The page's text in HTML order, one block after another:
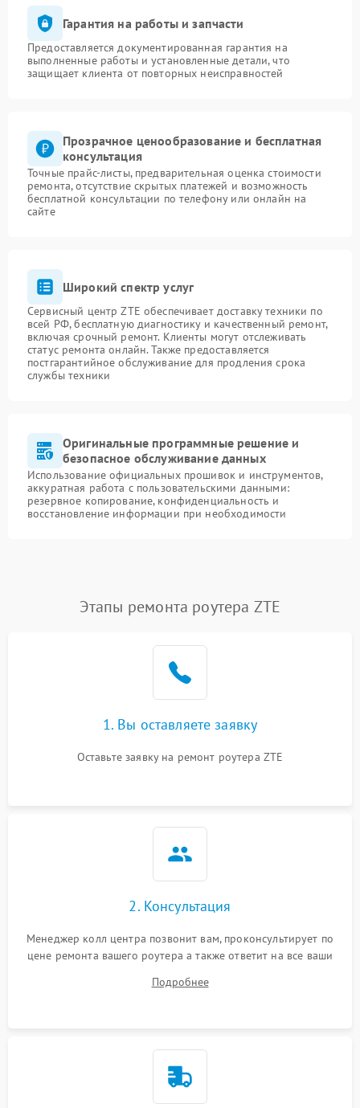
Гарантия на работы и запчасти
Предоставляется документированная гарантия на
выполненные работы и установленные детали, что
защищает клиента от повторных неисправностей
Прозрачное ценообразование и бесплатная
консультация
Точные прайс-листы, предварительная оценка стоимости
ремонта, отсутствие скрытых платежей и возможность
бесплатной консультации по телефону или онлайн на
сайте
Широкий спектр услуг
Сервисный центр ZTE обеспечивает доставку техники по
всей РФ, бесплатную диагностику и качественный ремонт,
включая срочный ремонт. Клиенты могут отслеживать
статус ремонта онлайн. Также предоставляется
постгарантийное обслуживание для продления срока
службы техники
Оригинальные программные решение и
безопасное обслуживание данных
Использование официальных прошивок и инструментов,
аккуратная работа с пользовательскими данными:
резервное копирование, конфиденциальность и
восстановление информации при необходимости
Этапы ремонта роутера ZTE
1. Вы оставляете заявку
Оставьте заявку на ремонт роутера ZTE
2. Консультация
Менеджер колл центра позвонит вам, проконсультирует по
цене ремонта вашего роутера а также ответит на все ваши
Подробнее